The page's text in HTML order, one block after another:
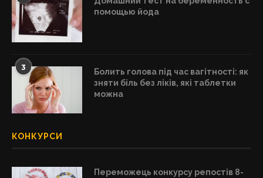
помощью йода
3
Болить голова під час вагітності: як
зняти біль без ліків, які таблетки
можна
КОНКУРСИ
Переможець конкурсу репостів 8-